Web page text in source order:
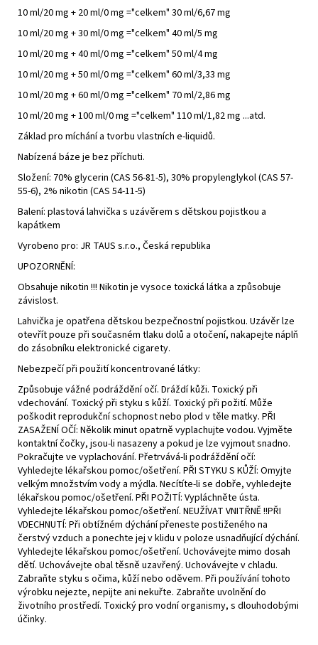
10 ml/20 mg + 20 ml/0 mg ="celkem" 30 ml/6,67 mg
10 ml/20 mg + 30 ml/0 mg ="celkem" 40 ml/5 mg
10 ml/20 mg + 40 ml/0 mg ="celkem" 50 ml/4 mg
10 ml/20 mg + 50 ml/0 mg ="celkem" 60 ml/3,33 mg
10 ml/20 mg + 60 ml/0 mg ="celkem" 70 ml/2,86 mg
10 ml/20 mg + 100 ml/0 mg ="celkem" 110 ml/1,82 mg ...atd.
Základ pro míchání a tvorbu vlastních e-liquidů.
Nabízená báze je bez příchuti.
Složení: 70% glycerin (CAS 56-81-5), 30% propylenglykol (CAS 57-
55-6), 2% nikotin (CAS 54-11-5)
Balení: plastová lahvička s uzávěrem s dětskou pojistkou a
kapátkem
Vyrobeno pro: JR TAUS s.r.o., Česká republika
UPOZORNĚNÍ:
Obsahuje nikotin !!! Nikotin je vysoce toxická látka a způsobuje
závislost.
Lahvička je opatřena dětskou bezpečnostní pojistkou. Uzávěr lze
otevřít pouze při současném tlaku dolů a otočení, nakapejte náplň
do zásobníku elektronické cigarety.
Nebezpečí při použití koncentrované látky:
Způsobuje vážné podráždění očí. Dráždí kůži. Toxický při
vdechování. Toxický při styku s kůží. Toxický při požití. Může
poškodit reprodukční schopnost nebo plod v těle matky. PŘI
ZASAŽENÍ OČÍ: Několik minut opatrně vyplachujte vodou. Vyjměte
kontaktní čočky, jsou-li nasazeny a pokud je lze vyjmout snadno.
Pokračujte ve vyplachování. Přetrvává-li podráždění očí:
Vyhledejte lékařskou pomoc/ošetření. PŘI STYKU S KŮŽÍ: Omyjte
velkým množstvím vody a mýdla. Necítíte-li se dobře, vyhledejte
lékařskou pomoc/ošetření. PŘI POŽITÍ: Vypláchněte ústa.
Vyhledejte lékařskou pomoc/ošetření. NEUŽÍVAT VNITŘNĚ !!PŘI
VDECHNUTÍ: Při obtížném dýchání přeneste postiženého na
čerstvý vzduch a ponechte jej v klidu v poloze usnadňující dýchání.
Vyhledejte lékařskou pomoc/ošetření. Uchovávejte mimo dosah
dětí. Uchovávejte obal těsně uzavřený. Uchovávejte v chladu.
Zabraňte styku s očima, kůží nebo oděvem. Při používání tohoto
výrobku nejezte, nepijte ani nekuřte. Zabraňte uvolnění do
životního prostředí. Toxický pro vodní organismy, s dlouhodobými
účinky.